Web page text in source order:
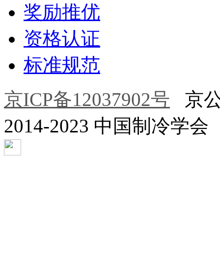
奖励推优
资格认证
标准规范
京ICP备12037902号 京
2014-2023 中国制冷学会